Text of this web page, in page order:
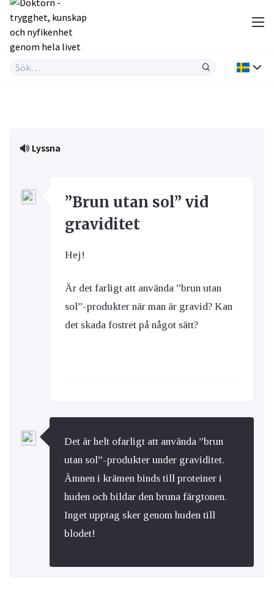
Lyssna
”Brun utan sol” vid
graviditet
Hej!
Är det farligt att använda ”brun utan
sol”-produkter när man är gravid? Kan
det skada fostret på något sätt?
Det är helt ofarligt att använda ”brun
utan sol”-produkter under graviditet.
Ämnen i krämen binds till proteiner i
huden och bildar den bruna färgtonen.
Inget upptag sker genom huden till
blodet!